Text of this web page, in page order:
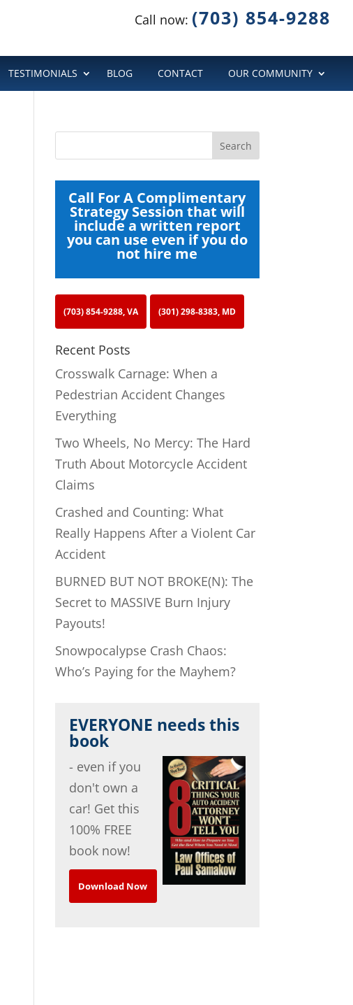
Call now: (703) 854-9288
TESTIMONIALS BLOG CONTACT OUR COMMUNITY
Call For A Complimentary
Strategy Session that will
include a written report
you can use even if you do
not hire me
(703) 854-9288, VA (301) 298-8383, MD
Recent Posts
Crosswalk Carnage: When a
Pedestrian Accident Changes
Everything
Two Wheels, No Mercy: The Hard
Truth About Motorcycle Accident
Claims
Crashed and Counting: What
Really Happens After a Violent Car
Accident
BURNED BUT NOT BROKE(N): The
Secret to MASSIVE Burn Injury
Payouts!
Snowpocalypse Crash Chaos:
Who’s Paying for the Mayhem?
EVERYONE needs this
book
- even if you
don't own a
car! Get this
100% FREE
book now!
Download Now